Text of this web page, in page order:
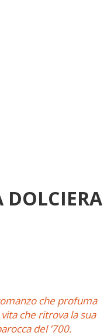
DOLCIERA
che profuma
che ritrova la sua
del ’700.